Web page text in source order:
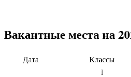
Вакантные места на
Дата Классы
I